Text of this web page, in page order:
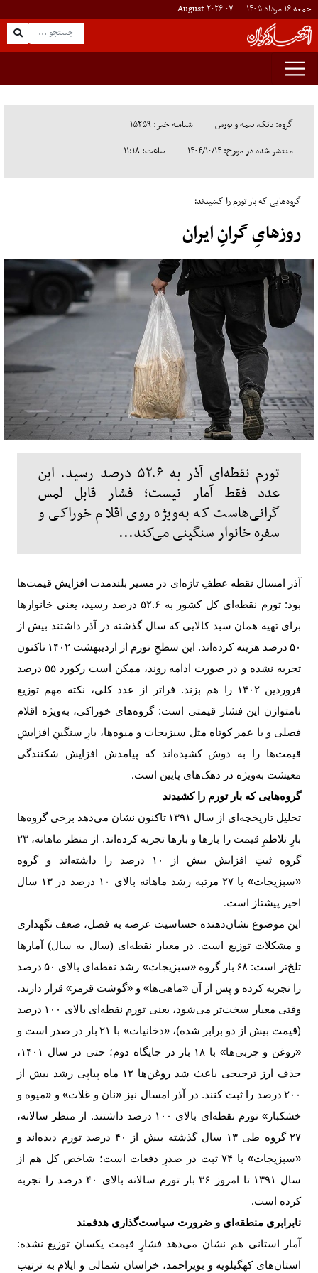
جمعه ۱۶ مرداد ۱۴۰۵ - ۰۷۲۰۲۶
گروه: بانک، بیمه و بورس
شناسه خبر: ۱۵۲۵۹
منتشر شده در مورخ: ۱۴۰۴/۱۰/۱۴
ساعت: ۱۱:۱۸
گروه‌هایی که بار تورم را کشیدند؛
روزهایِ گرانِ ایران
تورم نقطه‌ای آذر به ۵۲.۶ درصد رسید. این
عدد فقط آمار نیست؛ فشار قابل‌ لمس
گرانی‌هاست که به‌ویژه روی اقلام خوراکی و
سفره خانوار سنگینی می‌کند...
آذر امسال نقطه‌ عطفِ تازه‌ای در مسیر بلندمدت افزایش قیمت‌ها
بود: تورم نقطه‌ای کل کشور به ۵۲.۶ درصد رسید، یعنی خانوارها
برای تهیه همان سبد کالایی که سال گذشته در آذر داشتند بیش از
۵۰ درصد هزینه کرده‌اند. این سطحِ تورم از اردیبهشت۱۴۰۲ تاکنون
تجربه نشده و در صورت ادامه روند، ممکن است رکورد۵۵ درصد
فروردین۱۴۰۲ را هم بزند. فراتر از عدد کلی، نکته مهم توزیع
نامتوازن این فشار قیمتی است: گروه‌های خوراکی، به‌ویژه اقلام
فصلی و با عمر کوتاه مثل سبزیجات و میوه‌ها، بارِ سنگینِ افزایشِ
قیمت‌ها را به دوش کشیده‌اند که پیامدش افزایش شکنندگی
معیشت به‌ویژه در دهک‌های پایین است.
گروه‌هایی که بار تورم را کشیدند
تحلیل تاریخچه‌ای از سال ۱۳۹۱ تاکنون نشان می‌دهد برخی گروه‌ها
بارِ تلاطمِ قیمت را بارها و بارها تجربه کرده‌اند. از منظر ماهانه،۲۳
گروه ثبتِ افزایش بیش از
۱۰
درصد را داشته‌اند و گروه
«سبزیجات» با۲۷ مرتبه رشد ماهانه بالای ۱۰ درصد در۱۳ سال
اخیر پیشتاز است.
این موضوع نشان‌دهنده حساسیت عرضه به فصل، ضعف نگهداری
و مشکلات توزیع است. در معیار نقطه‌ای (سال به سال) آمارها
تلخ‌تر است:۶۸ بار گروه «سبزیجات» رشد نقطه‌ای بالای ۵۰ درصد
را تجربه کرده و پس از آن «ماهی‌ها» و «گوشت قرمز» قرار دارند.
وقتی معیار سخت‌تر می‌شود، یعنی تورم نقطه‌ای بالای ۱۰۰ درصد
(قیمت بیش از دو برابر شده)، «دخانیات» با ۲۱ بار در صدر است و
«روغن و چربی‌ها» با ۱۸ بار در جایگاه دوم؛ حتی در سال ۱۴۰۱،
حذف ارز ترجیحی باعث شد روغن‌ها۱۲ ماه پیاپی رشد بیش از
۲۰۰ درصد را ثبت کنند. در آذر امسال نیز «نان و غلات» و «میوه و
خشکبار» تورم نقطه‌ای بالای ۱۰۰ درصد داشتند. از منظر سالانه،
۲۷ گروه طی۱۳ سال گذشته بیش از ۴۰ درصد تورم دیده‌اند و
«سبزیجات» با ۷۴ ثبت در صدرِ دفعات است؛ شاخص کل هم از
سال ۱۳۹۱ تا امروز ۳۶ بار تورم سالانه بالای ۴۰ درصد را تجربه
کرده است.
نابرابری منطقه‌ای و ضرورت سیاست‌گذاری هدفمند
آمار استانی هم نشان می‌دهد فشارِ قیمت یکسان توزیع نشده:
استان‌های کهگیلویه و بویراحمد، خراسان شمالی و ایلام به ترتیب